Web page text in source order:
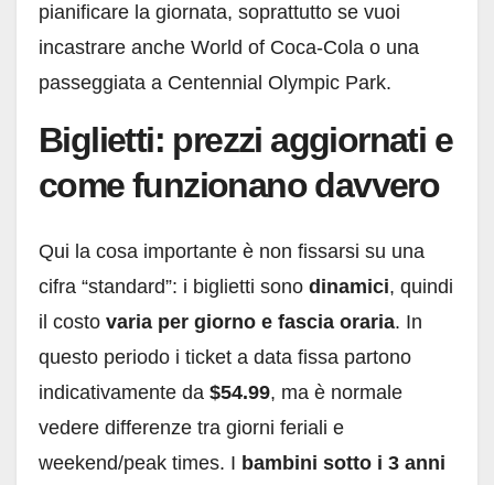
pianificare la giornata, soprattutto se vuoi
incastrare anche World of Coca-Cola o una
passeggiata a Centennial Olympic Park.
Biglietti: prezzi aggiornati e
come funzionano davvero
Qui la cosa importante è non fissarsi su una
cifra “standard”: i biglietti sono dinamici, quindi
il costo varia per giorno e fascia oraria. In
questo periodo i ticket a data fissa partono
indicativamente da $54.99, ma è normale
vedere differenze tra giorni feriali e
weekend/peak times. I bambini sotto i 3 anni